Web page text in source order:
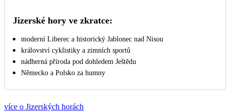
Jizerské hory ve zkratce:
moderní Liberec a historický Jablonec nad Nisou
království cyklistiky a zimních sportů
nádherná příroda pod dohledem Ještědu
Německo a Polsko za humny
více o Jizerských horách